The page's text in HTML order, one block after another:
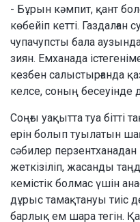
- Бұрын кәмпит, қант
көбейіп кетті.
чупачупсты бала
зиян. Емханада
кезбен салыстырғанда
келсе, соның бесеуінде
Соңғы уақытта туа
ерін болып туылатын
сәбилер
жеткізіліп, жасанды
кемістік болмас үшін
дұрыс тамақтануы тиіс
барлық ем шара тегін.